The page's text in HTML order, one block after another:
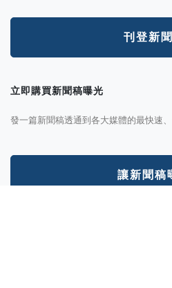
刊登新
立即購買新聞稿曝光
發一篇新聞稿透通到各大媒體的最快速
讓新聞稿